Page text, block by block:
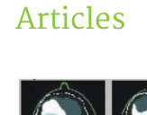
Accueil
Articles
Articles